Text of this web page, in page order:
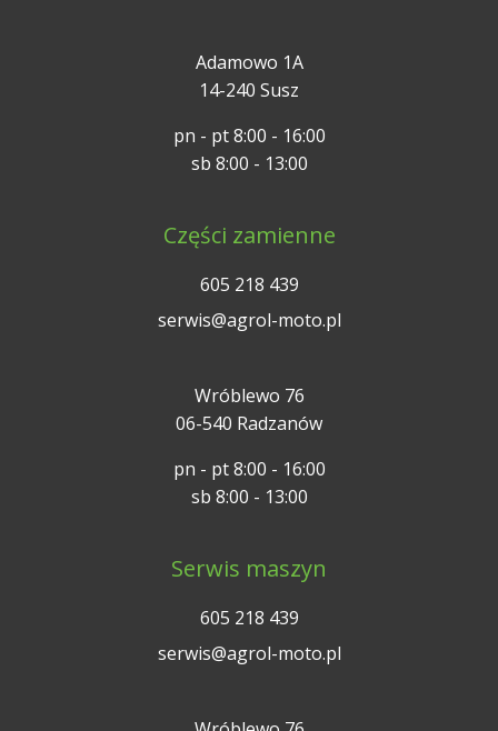
Adamowo 1A
14-240 Susz
pn - pt 8:00 - 16:00
sb 8:00 - 13:00
Części zamienne
605 218 439
serwis@agrol-moto.pl
Wróblewo 76
06-540 Radzanów
pn - pt 8:00 - 16:00
sb 8:00 - 13:00
Serwis maszyn
605 218 439
serwis@agrol-moto.pl